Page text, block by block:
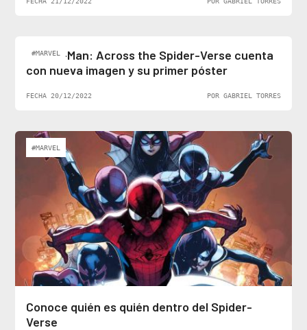
#MARVEL
Spider-Man: Across the Spider-Verse cuenta
con nueva imagen y su primer póster
FECHA 20/12/2022 POR GABRIEL TORRES
#MARVEL
Conoce quién es quién dentro del Spider-
Verse